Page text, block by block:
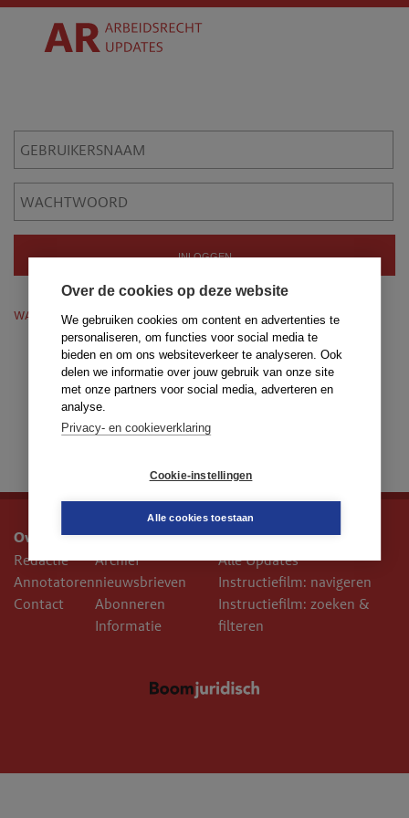
Over de cookies op deze website
We gebruiken cookies om content en advertenties te
personaliseren, om functies voor social media te
bieden en om ons websiteverkeer te analyseren. Ook
delen we informatie over jouw gebruik van onze site
met onze partners voor social media, adverteren en
analyse.
Privacy- en cookieverklaring
Cookie-instellingen
Alle cookies toestaan
wachtwoord vergeten?
Over ons
Redactie
Annotatoren
Contact
Service
Archief
nieuwsbrieven
Abonneren
Informatie
Links
Alle Updates
Instructiefilm: navigeren
Instructiefilm: zoeken &
filteren